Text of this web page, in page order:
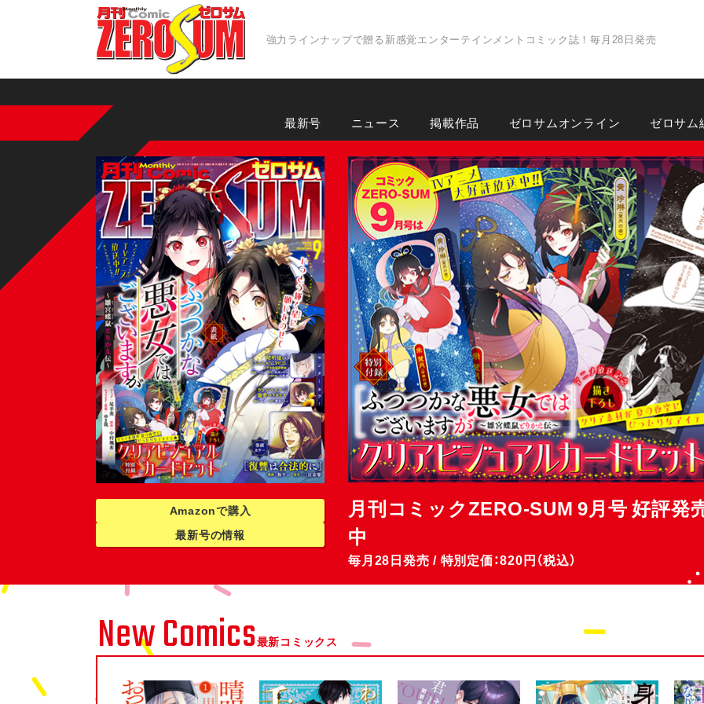
強力ラインナップで贈る新感覚エンターテインメントコミック誌！毎月28日発売
最新号 ニュース 掲載作品 ゼロサムオンライン ゼロサム
月刊コミックZERO-SUM 9月号 好評発
中
毎月28日発売 / 特別定価：820円（税込）
Amazonで購入
最新号の情報
New Comics最新コミックス